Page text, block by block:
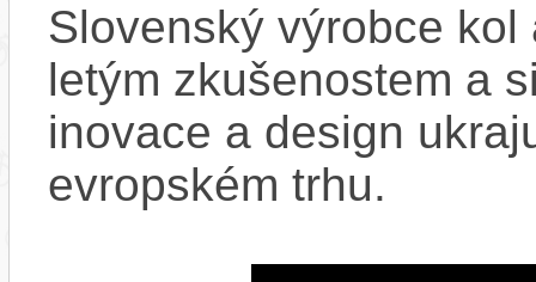
Slovenský výrobce
letým zkušenostem a
inovace a design
evropském trhu.